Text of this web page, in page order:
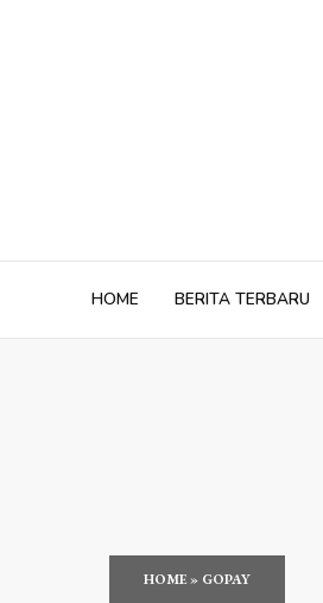
HOME BERITA TERBARU
HOME» GOPAY